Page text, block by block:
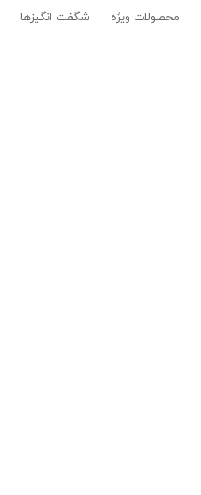
محصولات ویژه شگفت انگیزها